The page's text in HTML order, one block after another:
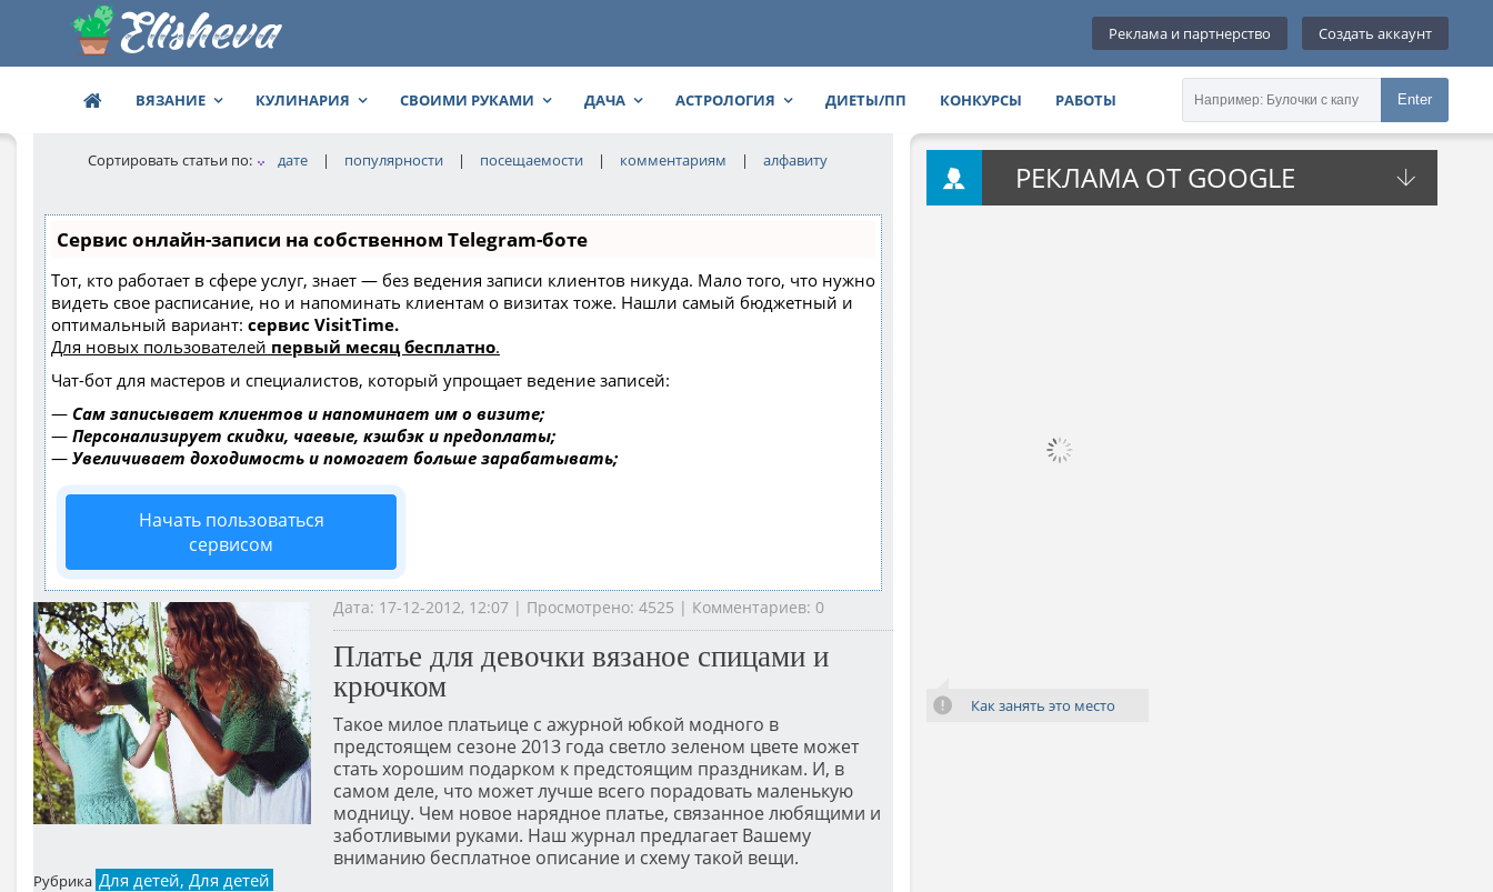
Реклама и партнерство Создать аккаунт
ВЯЗАНИЕ КУЛИНАРИЯ СВОИМИ РУКАМИ ДАЧА АСТРОЛОГИЯ ДИЕТЫ/ПП КОНКУРСЫ РАБОТЫ Enter
Сортировать статьи по: дате | популярности | посещаемости | комментариям | алфавиту
Сервис онлайн-записи на собственном Telegram-боте
Тот, кто работает в сфере услуг, знает — без ведения записи клиентов никуда. Мало того, что нужно
видеть свое расписание, но и напоминать клиентам о визитах тоже. Нашли самый бюджетный и
оптимальный вариант: сервис VisitTime.
Для новых пользователей первый месяц бесплатно.
Чат-бот для мастеров и специалистов, который упрощает ведение записей:
— Сам записывает клиентов и напоминает им о визите;
— Персонализирует скидки, чаевые, кэшбэк и предоплаты;
— Увеличивает доходимость и помогает больше зарабатывать;
Начать пользоваться
сервисом
Дата: 17-12-2012, 12:07 | Просмотрено: 4525 | Комментариев: 0
Платье для девочки вязаное спицами и
крючком
Такое милое платьице с ажурной юбкой модного в
предстоящем сезоне 2013 года светло зеленом цвете может
стать хорошим подарком к предстоящим праздникам. И, в
самом деле, что может лучше всего порадовать маленькую
модницу. Чем новое нарядное платье, связанное любящими и
заботливыми руками. Наш журнал предлагает Вашему
вниманию бесплатное описание и схему такой вещи.
Рубрика Для детей, Для детей
РЕКЛАМА ОТ GOOGLE
Как занять это место